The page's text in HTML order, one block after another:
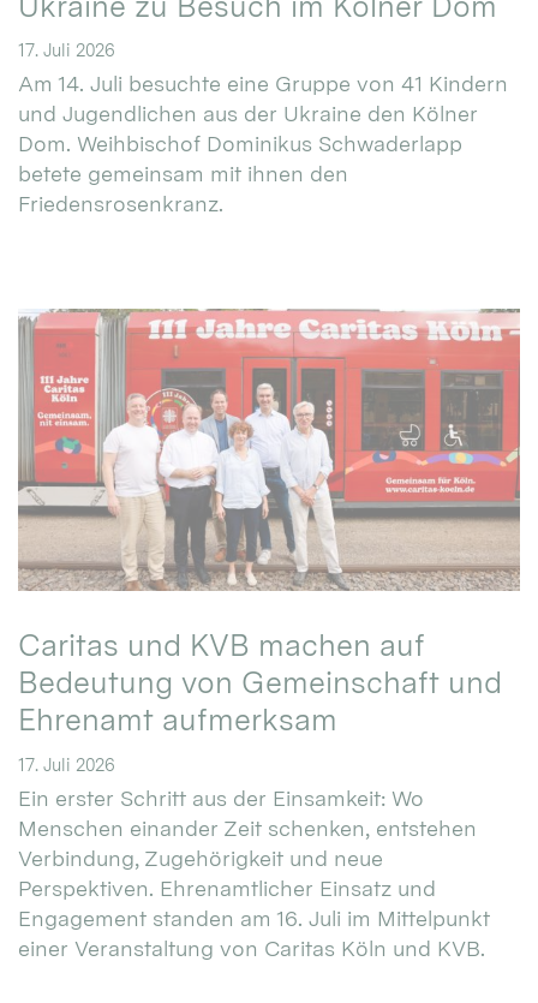
17. Juli 2026
Am 14. Juli besuchte eine Gruppe von 41 Kindern
und Jugendlichen aus der Ukraine den Kölner
Dom. Weihbischof Dominikus Schwaderlapp
betete gemeinsam mit ihnen den
Friedensrosenkranz.
Caritas und KVB machen auf
Bedeutung von Gemeinschaft und
Ehrenamt aufmerksam
17. Juli 2026
Ein erster Schritt aus der Einsamkeit: Wo
Menschen einander Zeit schenken, entstehen
Verbindung, Zugehörigkeit und neue
Perspektiven. Ehrenamtlicher Einsatz und
Engagement standen am 16. Juli im Mittelpunkt
einer Veranstaltung von Caritas Köln und KVB.